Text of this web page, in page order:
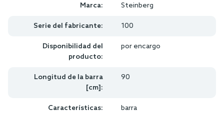
Marca: Steinberg
Serie del fabricante: 100
Disponibilidad del
producto:
por encargo
Longitud de la barra
[cm]:
90
Características: barra